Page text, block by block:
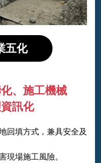
五化
、施工機械
訊化
回填方式，兼具安全及
現場施工風險。